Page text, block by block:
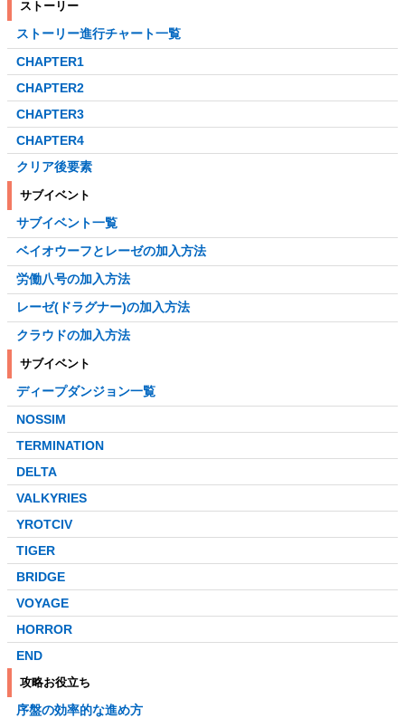
ストーリー
ストーリー進行チャート一覧
CHAPTER1
CHAPTER2
CHAPTER3
CHAPTER4
クリア後要素
サブイベント
サブイベント一覧
ベイオウーフとレーゼの加入方法
労働八号の加入方法
レーゼ(ドラグナー)の加入方法
クラウドの加入方法
サブイベント
ディープダンジョン一覧
NOSSIM
TERMINATION
DELTA
VALKYRIES
YROTCIV
TIGER
BRIDGE
VOYAGE
HORROR
END
攻略お役立ち
序盤の効率的な進め方